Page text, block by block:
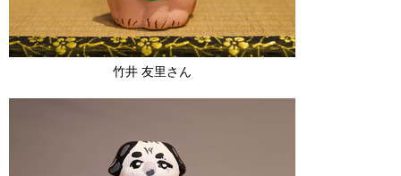
竹井 友里さん